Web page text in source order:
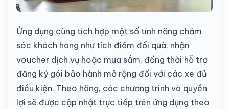
Ứng dụng cũng tích hợp một số tính năng chăm
sóc khách hàng như tích điểm đổi quà, nhận
voucher dịch vụ hoặc mua sắm, đồng thời hỗ trợ
đăng ký gói bảo hành mở rộng đối với các xe đủ
điều kiện. Theo hãng, các chương trình và quyền
lợi sẽ được cập nhật trực tiếp trên ứng dụng theo